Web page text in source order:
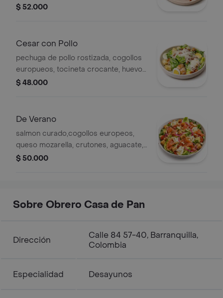
tomate Cherry, nueces pecanas,
$ 52.000
Cesar con Pollo
pechuga de pollo rostizada, cogollos
europueos, tocineta crocante, huevo
duro, crutones y aderezo clásico
$ 48.000
De Verano
salmon curado,cogollos europeos,
queso mozarella, crutones, aguacate,
tomate cherry,cebolla encurtida y
$ 50.000
Sobre Obrero Casa de Pan
Dirección
Calle 84 57-40, Barranquilla,
Colombia
Especialidad Desayunos